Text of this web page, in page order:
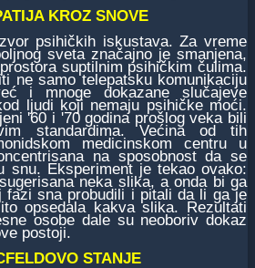
KROZ SNOVE
psihičkih iskustava. Za vreme
sveta značajno je smanjena,
suptilnim psihičkim čulima.
ne samo telepatsku komunikaciju
i mnoge dokazane slučajeve
ljudi koji nemaju psihičke moći.
'60 i '70 godina prošlog veka bili
standardima. Većina od tih
medicinskom centru u
na sposobnost da se
snu. Eksperiment je tekao ovako:
neka slika, a onda bi ga
fazi sna probudili i pitali da li ga je
opsedala kakva slika. Rezultati
osobe dale su neoboriv dokaz
postoji.
STANJE